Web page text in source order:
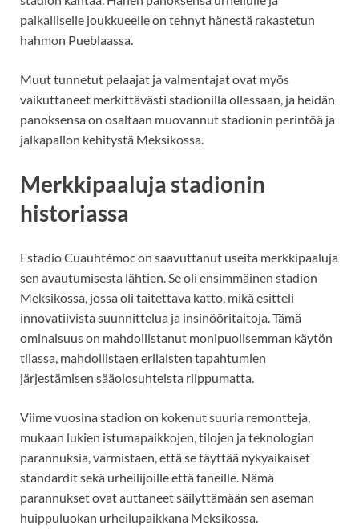
paikalliselle joukkueelle on tehnyt hänestä rakastetun
hahmon Pueblaassa.
Muut tunnetut pelaajat ja valmentajat ovat myös
vaikuttaneet merkittävästi stadionilla ollessaan, ja heidän
panoksensa on osaltaan muovannut stadionin perintöä ja
jalkapallon kehitystä Meksikossa.
Merkkipaaluja stadionin
historiassa
Estadio Cuauhtémoc on saavuttanut useita merkkipaaluja
sen avautumisesta lähtien. Se oli ensimmäinen stadion
Meksikossa, jossa oli taitettava katto, mikä esitteli
innovatiivista suunnittelua ja insinööritaitoja. Tämä
ominaisuus on mahdollistanut monipuolisemman käytön
tilassa, mahdollistaen erilaisten tapahtumien
järjestämisen sääolosuhteista riippumatta.
Viime vuosina stadion on kokenut suuria remontteja,
mukaan lukien istumapaikkojen, tilojen ja teknologian
parannuksia, varmistaen, että se täyttää nykyaikaiset
standardit sekä urheilijoille että faneille. Nämä
parannukset ovat auttaneet säilyttämään sen aseman
huippuluokan urheilupaikkana Meksikossa.